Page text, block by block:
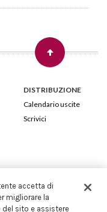
DISTRIBUZIONE
Calendario uscite
Scrivici
Nero, 84 - 20135 Milano
Capitale Sociale 258.250 €
accetta di
migliorare la
del sito e assistere